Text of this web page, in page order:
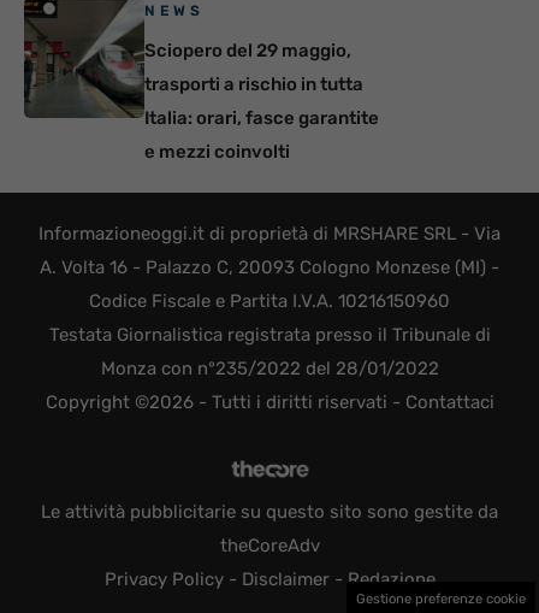
NEWS
Sciopero del 29 maggio,
trasporti a rischio in tutta
Italia: orari, fasce garantite
e mezzi coinvolti
Informazioneoggi.it di proprietà di MRSHARE SRL - Via
A. Volta 16 - Palazzo C, 20093 Cologno Monzese (MI) -
Codice Fiscale e Partita I.V.A. 10216150960
Testata Giornalistica registrata presso il Tribunale di
Monza con n°235/2022 del 28/01/2022
Copyright ©2026 - Tutti i diritti riservati - Contattaci
Le attività pubblicitarie su questo sito sono gestite da
theCoreAdv
Privacy Policy- Disclaimer- Redazione
Gestione preferenze cookie